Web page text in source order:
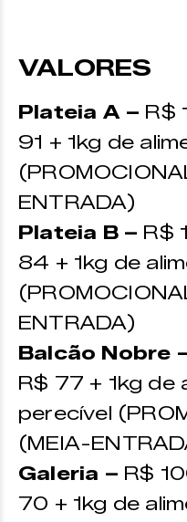
VALORES
Plateia A – R$
91 + 1kg de
ENTRADA)
Plateia B – R$
84 + 1kg de
ENTRADA)
Balcão Nobre
R$ 77 + 1kg de
perecível
(MEIA-
Galeria – R$
70 + 1kg de